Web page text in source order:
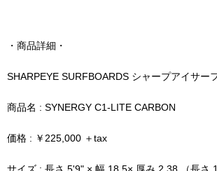
・商品詳細・
SHARPEYE SURFBOARDS シャープアイサー
商品名 : SYNERGY C1-LITE CARBON
価格 : ￥225,000 ＋tax